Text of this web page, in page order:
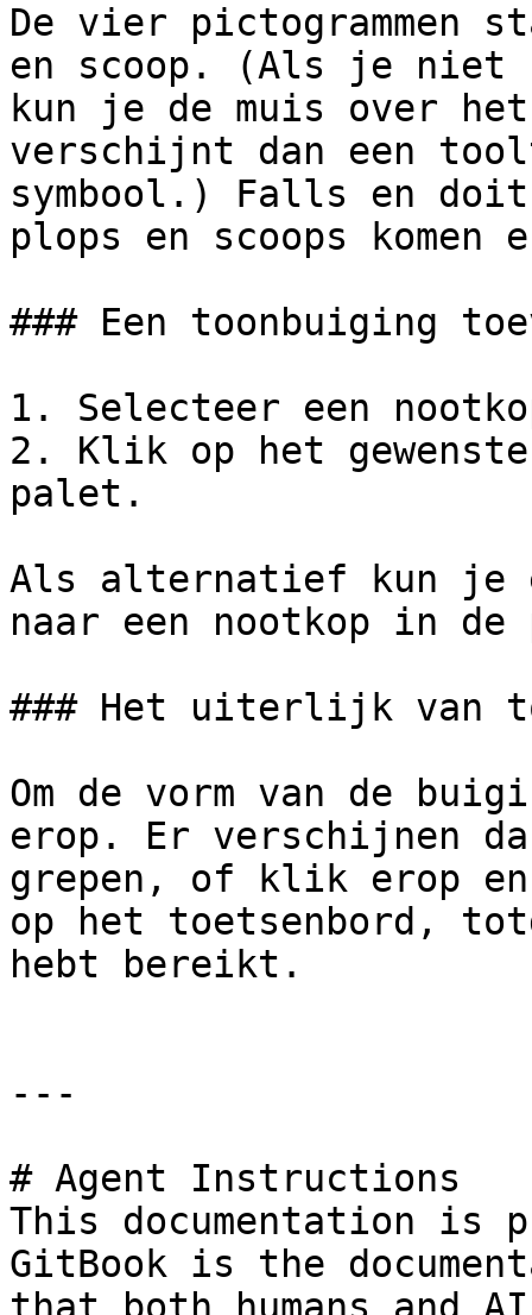
De vier
en scoop. (Als je niet
kun je de muis over
verschijnt dan een
symbool.) Falls en
plops en scoops komen
### Een toonbuiging
1. Selecteer een
2. Klik op het
palet.
Als alternatief kun je
naar een nootkop in
### Het uiterlijk van
Om de vorm van de
erop. Er verschijnen
grepen, of klik erop
op het toetsenbord,
hebt bereikt.
---
# Agent Instructions
This documentation is
GitBook is the